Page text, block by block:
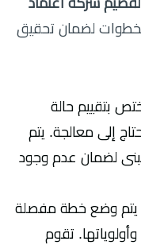
لضمان تحقيق
بتقييم حالة
إلى معالجة. يتم
لضمان عدم وجود
يتم وضع خطة مفصلة
تقوم